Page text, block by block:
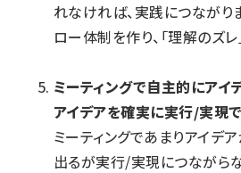
れなければ、実践につながり
ロー体制を作り、「理解のズレ
ミーティングで自主的にアイ
アイデアを確実に実行/実現
ミーティングであまりアイデ
出るが実行/実現につながら